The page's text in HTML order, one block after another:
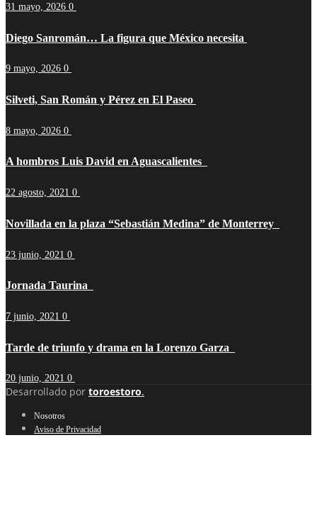
31 mayo, 2026 0
Diego Sanromán… La figura que México necesita
9 mayo, 2026 0
Silveti, San Román y Pérez en El Paseo
8 mayo, 2026 0
A hombros Luis David en Aguascalientes
22 agosto, 2021 0
Novillada en la plaza “Sebastián Medina” de Monterrey
23 junio, 2021 0
Jornada Taurina
7 junio, 2021 0
Tarde de triunfo y drama en la Lorenzo Garza
20 junio, 2021 0
Desarrollado por toroestoro.
Nosotros
Aviso de Privacidad